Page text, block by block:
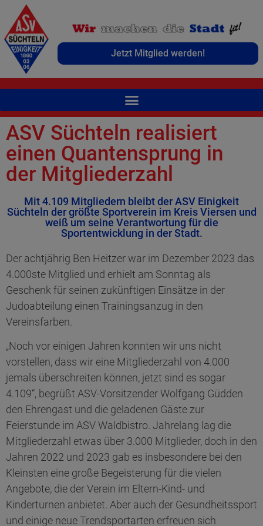
Jetzt Mitglied werden!
ASV Süchteln realisiert
einen Quantensprung in
der Mitgliederzahl
Mit 4.109 Mitgliedern bleibt der ASV Einigkeit
Süchteln der größte Sportverein im Kreis Viersen und
weiß um seine Verantwortung für die
Sportentwicklung in der Stadt.
Der achtjährig Ben Heitzer war im Dezember 2023 das
4.000ste Mitglied und erhielt am Sonntag als
Geschenk für seinen zukünftigen Einsätze in der
Judoabteilung einen Trainingsanzug in den
Vereinsfarben.
„Noch vor einigen Jahren konnten wir uns nicht
vorstellen, dass wir eine Mitgliederzahl von 4.000
jemals überschreiten können, jetzt sind es sogar
4.109“, begrüßt ASV-Vorsitzender Wolfgang Güdden
den Ehrengast und die geladenen Gäste zur
Feierstunde im ASV Waldbistro. Jahrelang lag die
Mitgliederzahl etwas über 3.000 Mitglieder, doch in den
Jahren 2022 und 2023 gab es insbesondere bei den
Kleinsten eine große Begeisterung für die vielen
Angebote, die der Verein im Eltern-Kind- und
Kinderturnen anbietet. Aber auch der Gesundheitssport
und einige neue Trendsportarten erfreuen sich